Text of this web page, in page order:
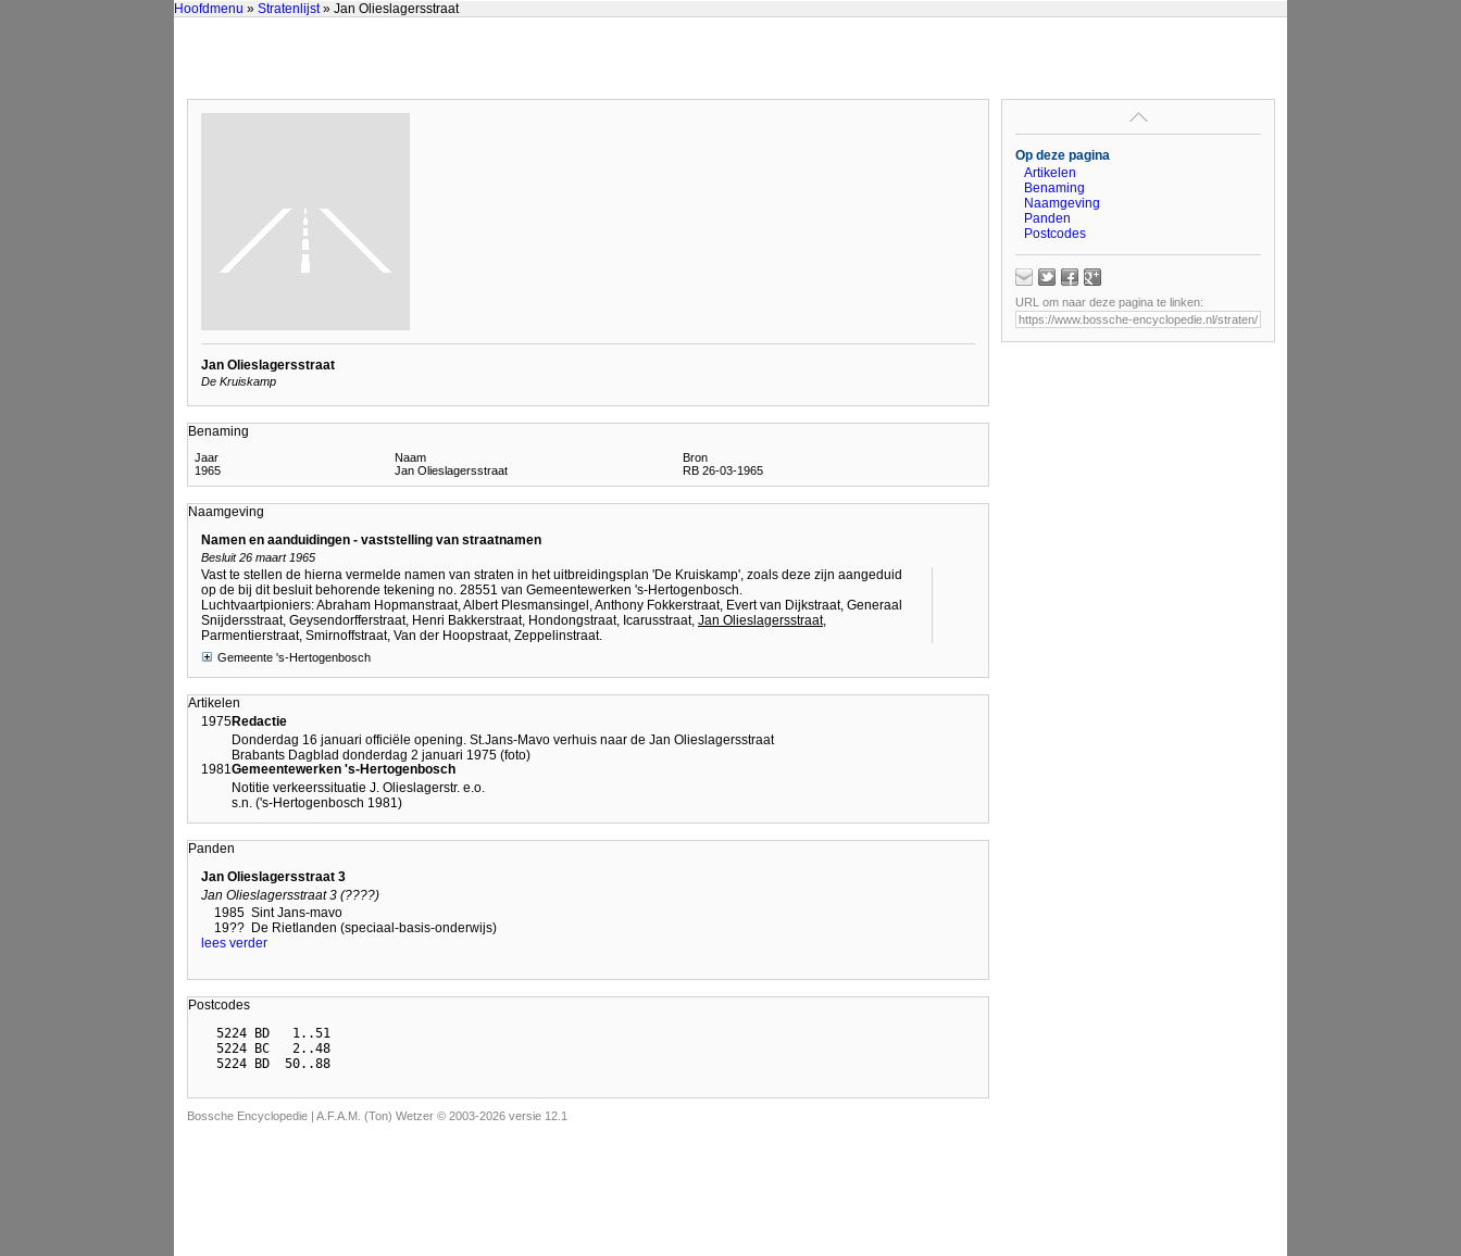
Hoofdmenu » Stratenlijst» Jan Olieslagersstraat
Jan Olieslagersstraat
De Kruiskamp
Benaming
Jaar Naam
Bron
1965
Jan Olieslagersstraat RB 26-03-1965
Naamgeving
Namen en aanduidingen - vaststelling van straatnamen
Besluit 26 maart 1965
Vast te stellen de hierna vermelde namen van straten in het uitbreidingsplan 'De Kruiskamp', zoals deze zijn aangeduid
op de bij dit besluit behorende tekening no. 28551 van Gemeentewerken 's-Hertogenbosch.
Luchtvaartpioniers: Abraham Hopmanstraat, Albert Plesmansingel, Anthony Fokkerstraat, Evert van Dijkstraat, Generaal
Snijdersstraat, Geysendorfferstraat, Henri Bakkerstraat, Hondongstraat, Icarusstraat, Jan Olieslagersstraat,
Parmentierstraat, Smirnoffstraat, Van der Hoopstraat, Zeppelinstraat.
Gemeente 's-Hertogenbosch
Artikelen
1975Redactie
Donderdag 16 januari officiële opening. St.Jans-Mavo verhuis naar de Jan Olieslagersstraat
Brabants Dagblad donderdag 2 januari 1975 (foto)
1981Gemeentewerken 's-Hertogenbosch
Notitie verkeerssituatie J. Olieslagerstr. e.o.
s.n. ('s-Hertogenbosch 1981)
Panden
Jan Olieslagersstraat 3
Jan Olieslagersstraat 3 (????)
1985 Sint Jans-mavo
19?? De Rietlanden (speciaal-basis-onderwijs)
lees verder
Postcodes
  5224 BD   1..51
  5224 BC   2..48
Op deze pagina
Artikelen
Benaming
Naamgeving
Panden
Postcodes
URL om naar deze pagina te linken:
Bossche Encyclopedie | A.F.A.M. (Ton) Wetzer © 2003-2026 versie 12.1